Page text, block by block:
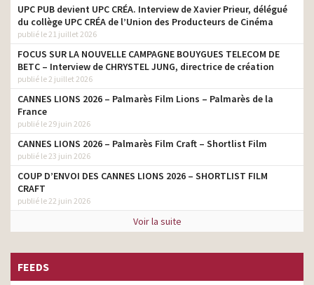
UPC PUB devient UPC CRÉA. Interview de Xavier Prieur, délégué
du collège UPC CRÉA de l’Union des Producteurs de Cinéma
publié le 21 juillet 2026
FOCUS SUR LA NOUVELLE CAMPAGNE BOUYGUES TELECOM DE
BETC – Interview de CHRYSTEL JUNG, directrice de création
publié le 2 juillet 2026
CANNES LIONS 2026 – Palmarès Film Lions – Palmarès de la
France
publié le 29 juin 2026
CANNES LIONS 2026 – Palmarès Film Craft – Shortlist Film
publié le 23 juin 2026
COUP D’ENVOI DES CANNES LIONS 2026 – SHORTLIST FILM
CRAFT
publié le 22 juin 2026
Voir la suite
FEEDS